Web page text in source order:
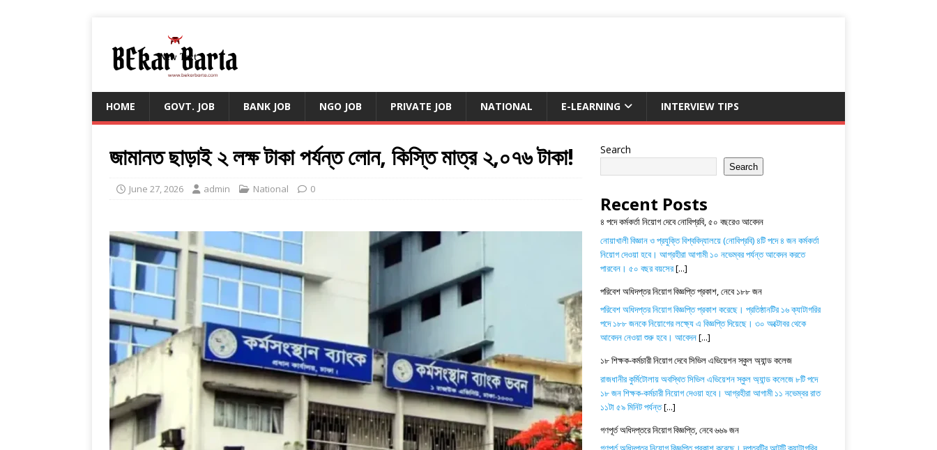
HOME GOVT. JOB BANK JOB NGO JOB PRIVATE JOB NATIONAL E-LEARNING INTERVIEW TIPS
জামানত ছাড়াই ২ লক্ষ টাকা পর্যন্ত লোন, কিস্তি মাত্র ২,০৭৬ টাকা!
June 27, 2026 admin National 0
Search
Search
Recent Posts
৪ পদে কর্মকর্তা নিয়োগ দেবে নোবিপ্রবি, ৫০ বছরেও আবেদন
নোয়াখালী বিজ্ঞান ও প্রযুক্তি বিশ্ববিদ্যালয়ে (নোবিপ্রবি) ৪টি পদে ৪ জন কর্মকর্তা
নিয়োগ দেওয়া হবে। আগ্রহীরা আগামী ১০ নভেম্বর পর্যন্ত আবেদন করতে
পারবেন। ৫০ বছর বয়সের[...]
পরিবেশ অধিদপ্তর নিয়োগ বিজ্ঞপ্তি প্রকাশ, নেবে ১৮৮ জন
পরিবেশ অধিদপ্তর নিয়োগ বিজ্ঞপ্তি প্রকাশ করেছে। প্রতিষ্ঠানটির ১৬ ক্যাটাগরির
পদে ১৮৮ জনকে নিয়োগের লক্ষ্যে এ বিজ্ঞপ্তি দিয়েছে। ৩০ অক্টোবর থেকে
আবেদন নেওয়া শুরু হবে। আবেদন[...]
১৮ শিক্ষক-কর্মচারী নিয়োগ দেবে সিভিল এভিয়েশন স্কুল অ্যান্ড কলেজ
রাজধানীর কুর্মিটোলায় অবস্থিত সিভিল এভিয়েশন স্কুল অ্যান্ড কলেজে ৮টি পদে
১৮ জন শিক্ষক-কর্মচারী নিয়োগ দেওয়া হবে। আগ্রহীরা আগামী ১১ নভেম্বর রাত
১১টা ৫৯ মিনিট পর্যন্ত[...]
গণপূর্ত অধিদপ্তরে নিয়োগ বিজ্ঞপ্তি, নেবে ৬৬৯ জন